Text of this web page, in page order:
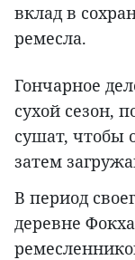
вклад в
ремесла.
Гончарное
сухой сезон,
сушат, чтобы
затем
В период
деревне